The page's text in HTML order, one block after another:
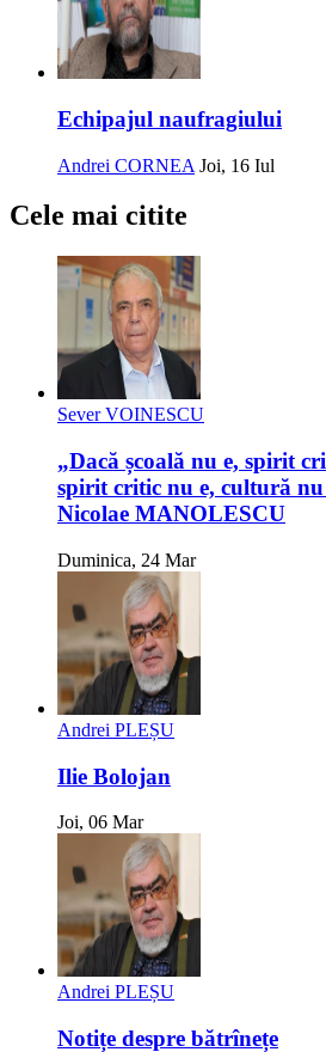
Echipajul naufragiului
Andrei CORNEA Joi, 16 Iul
Cele mai citite
Sever VOINESCU
„Dacă școală nu e, spirit
spirit critic nu e, cultură
Nicolae MANOLESCU
Duminica, 24 Mar
Andrei PLEȘU
Ilie Bolojan
Joi, 06 Mar
Andrei PLEȘU
Notițe despre bătrînețe